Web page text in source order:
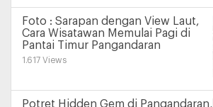
Foto : Sarapan dengan View Laut,
Cara Wisatawan Memulai Pagi di
Pantai Timur Pangandaran
1.617 Views
Potret Hidden Gem di Pangandaran,